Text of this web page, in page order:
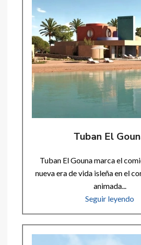
Tuban El
Tuban El Gouna marca el
nueva era de vida isleña en el
animada...
Seguir leyendo